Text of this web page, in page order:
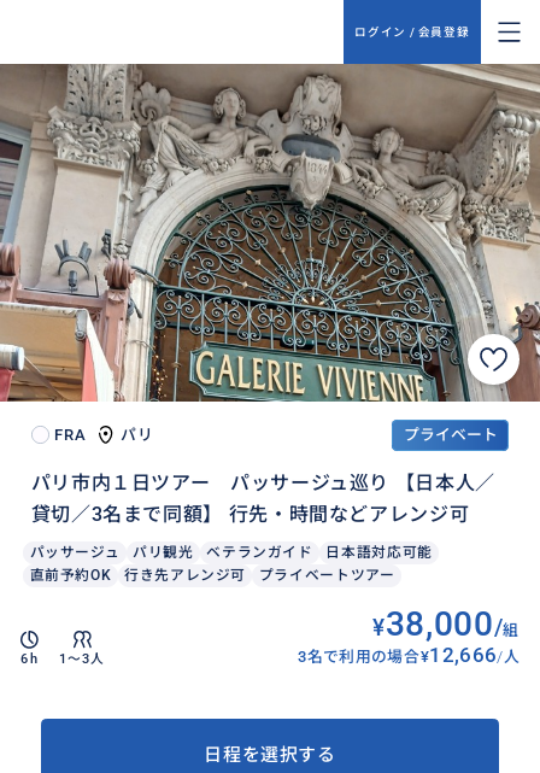
ログイン / 会員登録
FRA パリ プライベート
パリ市内１日ツアー パッサージュ巡り 【日本人／
貸切／3名まで同額】 行先・時間などアレンジ可
パッサージュ パリ観光 ベテランガイド
日本語対応可能
直前予約OK
行き先アレンジ可 プライベートツアー
6h 1〜3人
¥38,000/組
3名で利用の場合¥12,666/人
日程を選択する